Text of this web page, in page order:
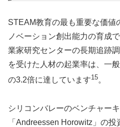
STEAM教育の最も重要な価値
ノベーション創出能力の育成
業家研究センターの長期追跡
を受けた人材の起業率は、一
の3.2倍に達しています15。
シリコンバレーのベンチャー
「Andreessen Horowitz」の